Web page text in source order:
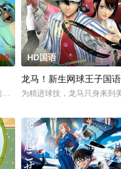
敬太郎已经在这里坚持了四年
情”？！吕洞宾、钟离权带队，
龙世纪的故事。影片主角是一
HD国语
龙马！新生网球王子国语
为精进球技，龙马只身来到